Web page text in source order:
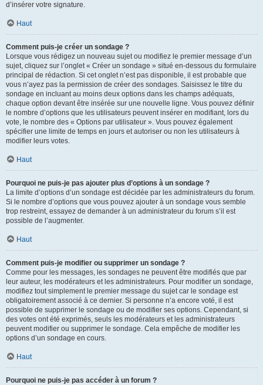
d’insérer votre signature.
Haut
Comment puis-je créer un sondage ?
Lorsque vous rédigez un nouveau sujet ou modifiez le premier message d’un
sujet, cliquez sur l’onglet « Créer un sondage » situé en-dessous du formulaire
principal de rédaction. Si cet onglet n’est pas disponible, il est probable que
vous n’ayez pas la permission de créer des sondages. Saisissez le titre du
sondage en incluant au moins deux options dans les champs adéquats,
chaque option devant être insérée sur une nouvelle ligne. Vous pouvez définir
le nombre d’options que les utilisateurs peuvent insérer en modifiant, lors du
vote, le nombre des « Options par utilisateur ». Vous pouvez également
spécifier une limite de temps en jours et autoriser ou non les utilisateurs à
modifier leurs votes.
Haut
Pourquoi ne puis-je pas ajouter plus d’options à un sondage ?
La limite d’options d’un sondage est décidée par les administrateurs du forum.
Si le nombre d’options que vous pouvez ajouter à un sondage vous semble
trop restreint, essayez de demander à un administrateur du forum s’il est
possible de l’augmenter.
Haut
Comment puis-je modifier ou supprimer un sondage ?
Comme pour les messages, les sondages ne peuvent être modifiés que par
leur auteur, les modérateurs et les administrateurs. Pour modifier un sondage,
modifiez tout simplement le premier message du sujet car le sondage est
obligatoirement associé à ce dernier. Si personne n’a encore voté, il est
possible de supprimer le sondage ou de modifier ses options. Cependant, si
des votes ont été exprimés, seuls les modérateurs et les administrateurs
peuvent modifier ou supprimer le sondage. Cela empêche de modifier les
options d’un sondage en cours.
Haut
Pourquoi ne puis-je pas accéder à un forum ?